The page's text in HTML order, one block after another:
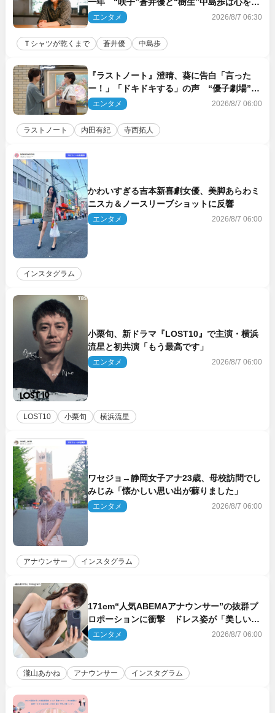
しあえる関係に
エンタメ 2026/8/7 06:30
Ｔシャツが乾くまで 蒼井優 中島歩
『ラストノート』澄晴、葵に告白「言った
ー！」「ドキドキする」の声 “優子劇場”も
話題
エンタメ 2026/8/7 06:00
ラストノート 内田有紀 寺西拓人
かわいすぎる吉本新喜劇女優、美脚あらわミ
ニスカ＆ノースリーブショットに反響
エンタメ 2026/8/7 06:00
インスタグラム
小栗旬、新ドラマ『LOST10』で主演・横浜
流星と初共演「もう最高です」
エンタメ 2026/8/7 06:00
LOST10 小栗旬 横浜流星
ワセジョ→静岡女子アナ23歳、母校訪問でし
みじみ「懐かしい思い出が蘇りました」
エンタメ 2026/8/7 06:00
アナウンサー インスタグラム
171cm“人気ABEMAアナウンサー”の抜群プ
ロポーションに衝撃 ドレス姿が「美しい」
「品がありすぎる」
エンタメ 2026/8/7 06:00
瀧山あかね アナウンサー インスタグラム